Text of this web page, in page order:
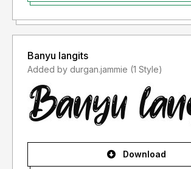
Banyu langits
Added by durgan.jammie (1 Style)
Download